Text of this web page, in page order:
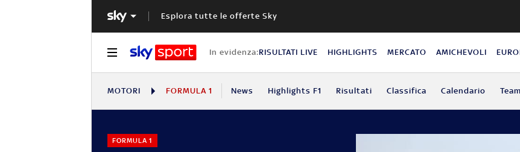
Esplora tutte le offerte Sky
In evidenza:RISULTATI LIVE HIGHLIGHTS MERCATO AMICHEVOLI
MOTORI FORMULA 1 News Highlights F1 Risultati Classifica Calendario
FORMULA 1